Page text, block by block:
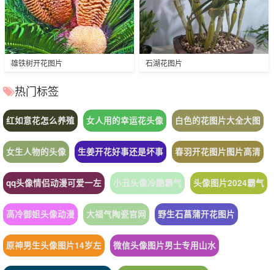
雄铁树开花图片 石湖花图片
热门标签
红如意花怎么养殖 女人用的幸运花头像 白色的花图片大全大图
女生人物的头像 生姜开花好事还是坏事 春羽开花图片图片高清
qq头像情侣动漫可爱一左 小丑头像冷酷霸气 头像图片2024霸气
高冷御姐头像动漫 大福气陶瓷官网 野生石菖蒲开花图片
原神男生头像图片14岁左 微信头像图片男士专用山水